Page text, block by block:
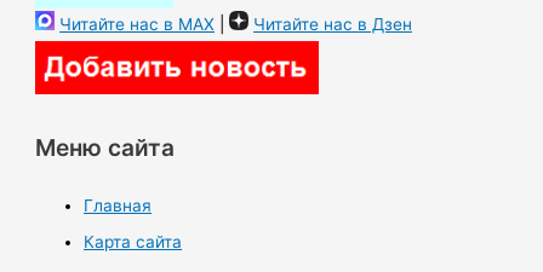
Читайте нас в MAX | Читайте нас в Дзен
Меню сайта
Главная
Карта сайта